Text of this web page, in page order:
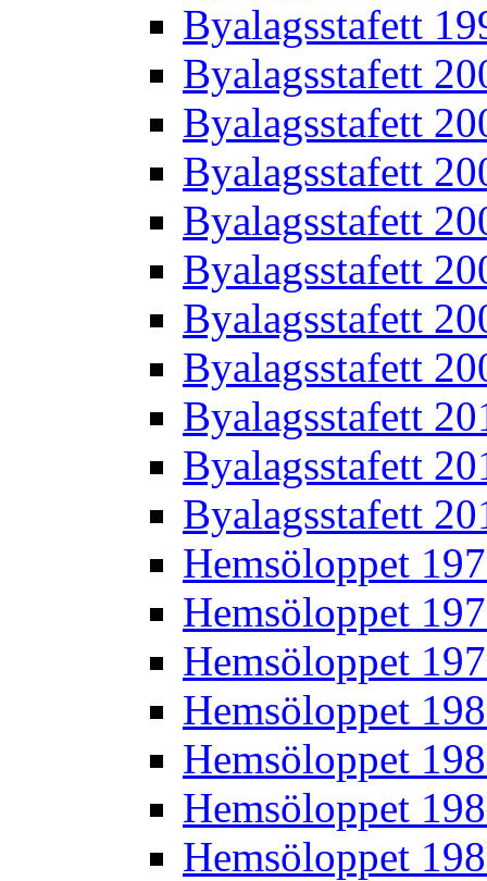
Byalagsstafett
Byalagsstafett
Byalagsstafett
Byalagsstafett
Byalagsstafett
Byalagsstafett
Byalagsstafett
Byalagsstafett
Byalagsstafett
Byalagsstafett
Byalagsstafett
Hemsöloppet
Hemsöloppet
Hemsöloppet
Hemsöloppet
Hemsöloppet
Hemsöloppet
Hemsöloppet